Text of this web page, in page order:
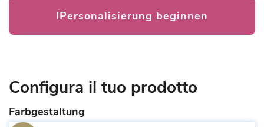
IPersonalisierung beginnen
Configura il tuo prodotto
Farbgestaltung